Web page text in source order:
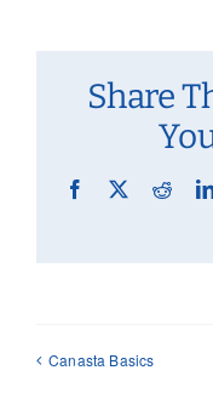
Share
Facebook
X
Canasta Basics